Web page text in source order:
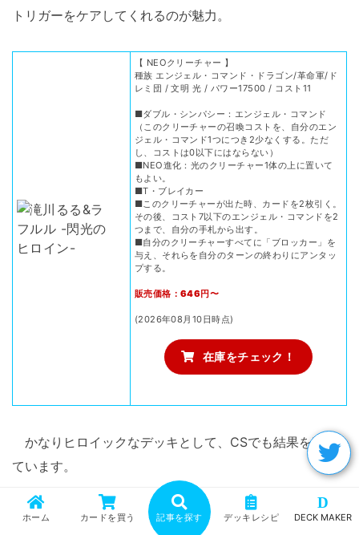
トリガーをケアしてくれるのが魅力。
【 NEOクリーチャー 】
種族 エンジェル・コマンド・ドラゴン/革命軍/ド
レミ団 / 文明 光 / パワー17500 / コスト11
■ダブル・シンパシー：エンジェル・コマンド
（このクリーチャーの召喚コストを、自分のエン
ジェル・コマンド1つにつき2少なくする。ただ
し、コストは0以下にはならない）
■NEO進化：光のクリーチャー1体の上に置いて
もよい。
■T・ブレイカー
■このクリーチャーが出た時、カードを2枚引く。
その後、コスト7以下のエンジェル・コマンドを2
つまで、自分の手札から出す。
■自分のクリーチャーすべてに「ブロッカー」を
与え、それらを自分のターンの終わりにアンタッ
プする。
販売価格：646円〜
(2026年08月10日時点)
在庫をチェック！
かなりヒロイックなデッキとして、CSでも結果を残し
ています。
4cテレポート王道
ホーム カードを買う 記事を探す デッキレシピ
D
DECK MAKER